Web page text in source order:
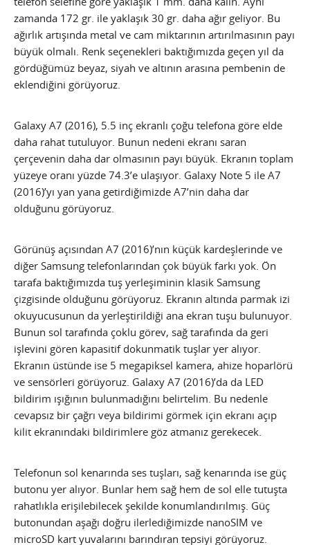
zamanda 172 gr. ile yaklaşık 30 gr. daha ağır geliyor. Bu
ağırlık artışında metal ve cam miktarının artırılmasının payı
büyük olmalı. Renk seçenekleri baktığımızda geçen yıl da
gördüğümüz beyaz, siyah ve altının arasına pembenin de
eklendiğini görüyoruz.
Galaxy A7 (2016), 5.5 inç ekranlı çoğu telefona göre elde
daha rahat tutuluyor. Bunun nedeni ekranı saran
çerçevenin daha dar olmasının payı büyük. Ekranın toplam
yüzeye oranı yüzde 74.3’e ulaşıyor. Galaxy Note 5 ile A7
(2016)’yı yan yana getirdiğimizde A7’nin daha dar
olduğunu görüyoruz.
Görünüş açısından A7 (2016)’nın küçük kardeşlerinde ve
diğer Samsung telefonlarından çok büyük farkı yok. Ön
tarafa baktığımızda tuş yerleşiminin klasik Samsung
çizgisinde olduğunu görüyoruz. Ekranın altında parmak izi
okuyucusunun da yerleştirildiği ana ekran tuşu bulunuyor.
Bunun sol tarafında çoklu görev, sağ tarafında da geri
işlevini gören kapasitif dokunmatik tuşlar yer alıyor.
Ekranın üstünde ise 5 megapiksel kamera, ahize hoparlörü
ve sensörleri görüyoruz. Galaxy A7 (2016)’da da LED
bildirim ışığının bulunmadığını belirtelim. Bu nedenle
cevapsız bir çağrı veya bildirimi görmek için ekranı açıp
kilit ekranındaki bildirimlere göz atmanız gerekecek.
Telefonun sol kenarında ses tuşları, sağ kenarında ise güç
butonu yer alıyor. Bunlar hem sağ hem de sol elle tutuşta
rahatlıkla erişilebilecek şekilde konumlandırılmış. Güç
butonundan aşağı doğru ilerlediğimizde nanoSIM ve
microSD kart yuvalarını barındıran tepsiyi görüyoruz.